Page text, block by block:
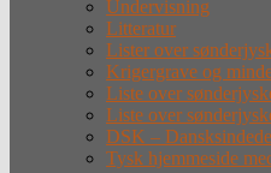
Undervisning
Litteratur
Lister over
Krigergrave og
Liste over
Liste over
DSK –
Tysk hjemmeside